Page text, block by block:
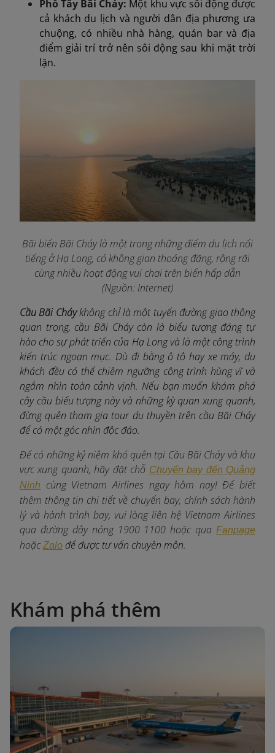
Phố Tây Bãi Cháy: Một khu vực sôi động được
cả khách du lịch và người dân địa phương ưa
chuộng, có nhiều nhà hàng, quán bar và địa
điểm giải trí trở nên sôi động sau khi mặt trời
lặn.
Bãi biển Bãi Cháy là một trong những điểm du lịch nổi
tiếng ở Hạ Long, có không gian thoáng đãng, rộng rãi
cùng nhiều hoạt động vui chơi trên biển hấp dẫn
(Nguồn: Internet)
Cầu Bãi Cháykhông chỉ là một tuyến đường giao thông
quan trọng, cầu Bãi Cháy còn là biểu tượng đáng tự
hào cho sự phát triển của Hạ Long và là một công trình
kiến trúc ngoạn mục. Dù đi bằng ô tô hay xe máy, du
khách đều có thể chiêm ngưỡng công trình hùng vĩ và
ngắm nhìn toàn cảnh vịnh. Nếu bạn muốn khám phá
cây cầu biểu tượng này và những kỳ quan xung quanh,
đừng quên tham gia tour du thuyền trên cầu Bãi Cháy
để có một góc nhìn độc đáo.
Để có những kỷ niệm khó quên tại Cầu Bãi Cháy và khu
vực xung quanh, hãy đặt chỗ Chuyến bay đến Quảng
Ninh
cùng Vietnam Airlines ngay hôm nay! Để biết
thêm thông tin chi tiết về chuyến bay, chính sách hành
lý và hành trình bay, vui lòng liên hệ Vietnam Airlines
qua đường dây nóng 1900 1100 hoặc qua Fanpage
hoặc Zalo để được tư vấn chuyên môn.
Khám phá thêm